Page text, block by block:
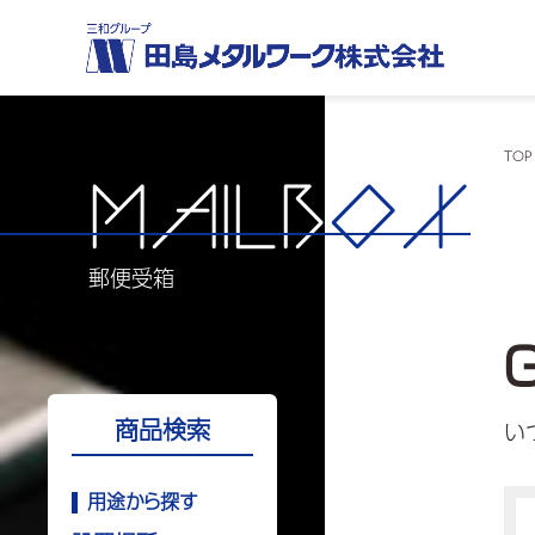
商品検索
用途から探す
TOP
MAILBOX
郵便受箱
い